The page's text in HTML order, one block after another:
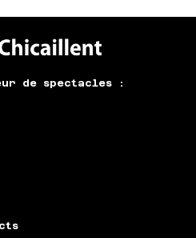
de spectacles :